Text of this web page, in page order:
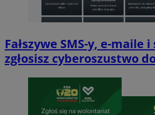
Fałszywe SMS-y, e-maile
zgłosisz cyberoszustwo